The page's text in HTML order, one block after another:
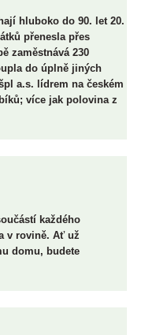
SLOVNÍČEK POJMŮ
ČASTÉ DOTAZY
hluboko do 90. let 20.
přenesla přes
zaměstnává 230
do úplně jiných
a.s. lídrem na českém
více jak polovina z
každého
v rovině. Ať už
domu, budete